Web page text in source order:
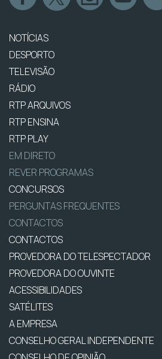
NOTÍCIAS
DESPORTO
TELEVISÃO
RÁDIO
RTP ARQUIVOS
RTP ENSINA
RTP PLAY
EM DIRETO
REVER PROGRAMAS
CONCURSOS
PERGUNTAS FREQUENTES
CONTACTOS
CONTACTOS
PROVEDORA DO TELESPECTADOR
PROVEDORA DO OUVINTE
ACESSIBILIDADES
SATÉLITES
A EMPRESA
CONSELHO GERAL INDEPENDENTE